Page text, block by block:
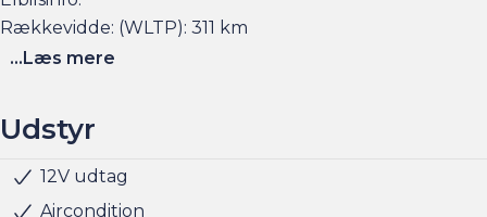
Rækkevidde: (WLTP): 311 km
Hjemmeladning: 11 kw (ca. 4 timer)
Se flere billeder, få et overblik over totalomkostninger
og faktorers påvirkning på rækkevidden på am.dk
...Læs mere
Udstyr
12V udtag
Aircondition
Servo
Udvendig temperaturmåler
USB stik
Alufælge
LED kørelys
LED baglygter
Justerbart rat
Kopholder
Stofindtræk
ABS
Airbag
Antispin
ESP
Isofix
Håndfri telefon
Infocenter